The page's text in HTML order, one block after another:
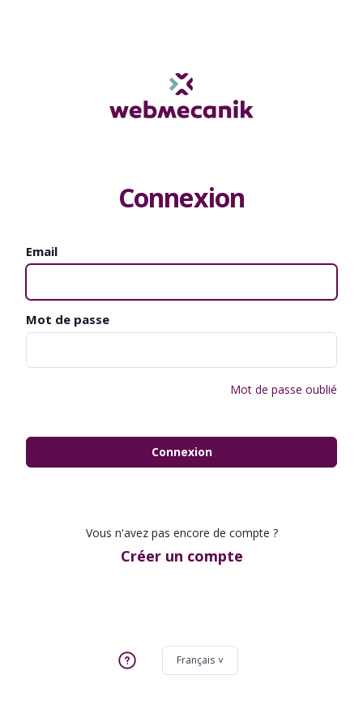
Connexion
Email
Mot de passe
Mot de passe oublié
Connexion
Vous n'avez pas encore de compte ?
Créer un compte
Français